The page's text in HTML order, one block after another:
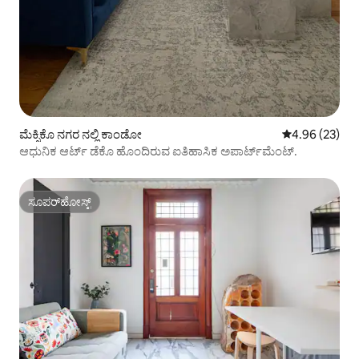
ಮೆಕ್ಸಿಕೊ ನಗರ ನಲ್ಲಿ ಕಾಂಡೋ 5 ರಲ್ಲಿ 4.96
4.96 (23)
ಆಧುನಿಕ ಆರ್ಟ್ ಡೆಕೊ ಹೊಂದಿರುವ ಐತಿಹಾಸಿಕ ಅಪಾರ್ಟ್‌ಮೆಂಟ್.
ಸೂಪರ್‌ಹೋಸ್ಟ್
ಸೂಪರ್‌ಹೋಸ್ಟ್